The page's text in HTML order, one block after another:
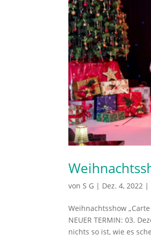
von S G | Dez. 4, 2022 |
Weihnachtsshow
NEUER TERMIN: 03.
nichts so ist, wie es